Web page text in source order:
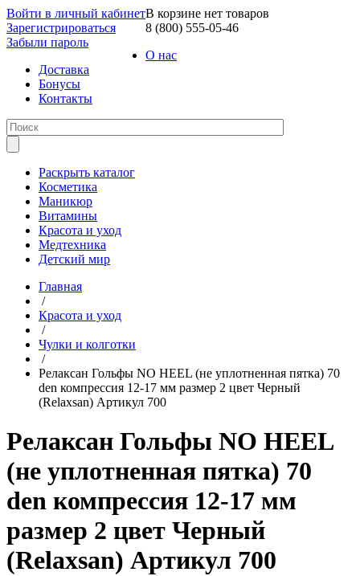
Войти в личный кабинет
Зарегистрироваться
Забыли пароль
В корзине нет товаров
8 (800) 555-05-46
О нас
Доставка
Бонусы
Контакты
Раскрыть каталог
Косметика
Маникюр
Витамины
Красота и уход
Медтехника
Детский мир
Главная
/
Красота и уход
/
Чулки и колготки
/
Релаксан Гольфы NO HEEL (не уплотненная пятка) 70
den компрессия 12-17 мм размер 2 цвет Черный
(Relaxsan) Артикул 700
Релаксан Гольфы NO HEEL
(не уплотненная пятка) 70
den компрессия 12-17 мм
размер 2 цвет Черный
(Relaxsan) Артикул 700